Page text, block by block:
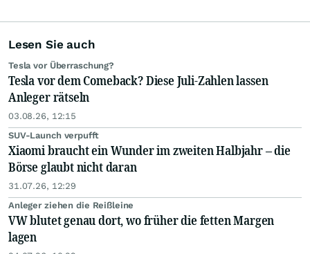
Lesen Sie auch
Tesla vor Überraschung?
Tesla vor dem Comeback? Diese Juli-Zahlen lassen
Anleger rätseln
03.08.26, 12:15
SUV-Launch verpufft
Xiaomi braucht ein Wunder im zweiten Halbjahr – die
Börse glaubt nicht daran
31.07.26, 12:29
Anleger ziehen die Reißleine
VW blutet genau dort, wo früher die fetten Margen
lagen